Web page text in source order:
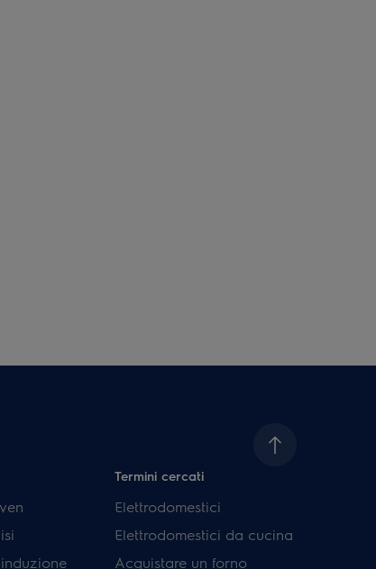
Termini cercati
Elettrodomestici
Elettrodomestici da cucina
Acquistare un forno